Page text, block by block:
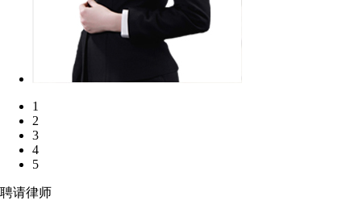
1
2
3
4
5
聘请律师